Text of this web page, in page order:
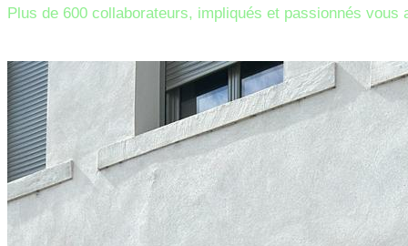
Plus de 600 collaborateurs, impliqués et passionnés vous